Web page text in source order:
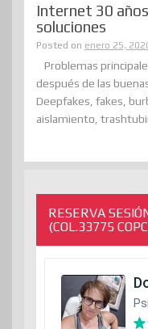
Internet 30
soluciones
Posted on enero 25,
Problemas
después de las
Deepfakes, fakes,
aislamiento,
RESERVA
(COL.33775